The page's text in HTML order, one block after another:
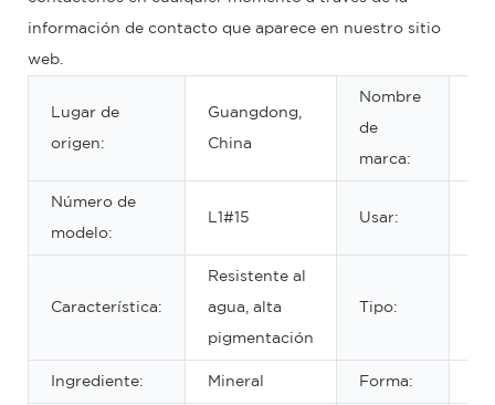
información de contacto que aparece en nuestro sitio
web.
Lugar de
origen:
Guangdong,
China
Nombre
de
marca:
Número de
modelo:
L1#15 Usar:
Característica:
Resistente al
agua, alta
pigmentación
Tipo:
Ingrediente: Mineral Forma: